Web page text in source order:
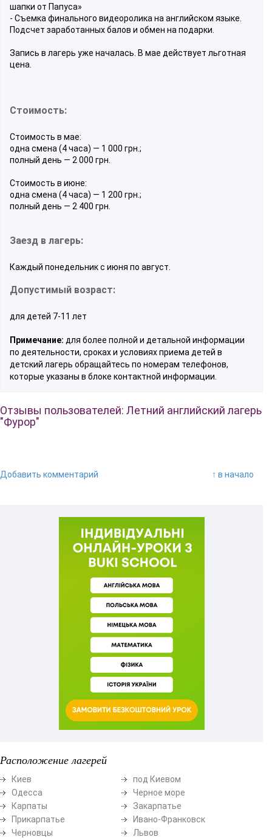
шапки от Папуса»
- Съемка финального видеоролика на английском языке.
Подсчет заработанных балов и обмен на подарки.
Запись в лагерь уже началась. В мае действует льготная
цена.
Стоимость:
Стоимость в мае:
одна смена (4 часа) — 1 000 грн.;
полный день — 2 000 грн.
Стоимость в июне:
одна смена (4 часа) — 1 200 грн.;
полный день — 2 400 грн.
Заезд в лагерь:
Каждый понедельник с июня по август.
Допустимый возраст:
для детей 7-11 лет
Примечание: для более полной и детальной информации
по деятельности, сроках и условиях приема детей в
детский лагерь обращайтесь по номерам телефонов,
которые указаны в блоке контактной информации.
Отзывы пользователей: Летний английский лагерь
"Фурор"
Добавить комментарий ↑ в начало
Расположение лагерей
Киев
Одесса
Карпаты
Прикарпатье
Черновцы
под Киевом
Черное море
Закарпатье
Ивано-Франковск
Львов